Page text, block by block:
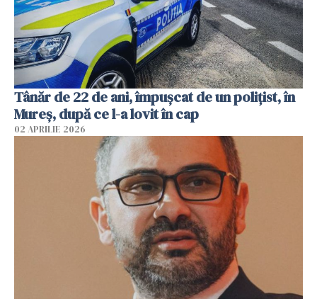
Tânăr de 22 de ani, împușcat de un polițist, în
Mureș, după ce l-a lovit în cap
02 APRILIE 2026